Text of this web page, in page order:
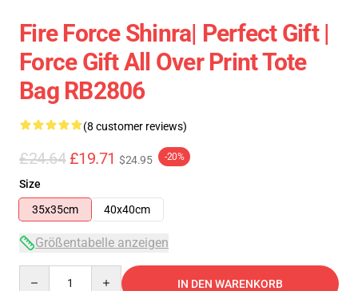
Fire Force Shinra| Perfect Gift |
Force Gift All Over Print Tote
Bag RB2806
(8 customer reviews)
£24.64 £19.71 $24.95 -20%
Size
35x35cm
40x40cm
Größentabelle anzeigen
IN DEN WARENKORB